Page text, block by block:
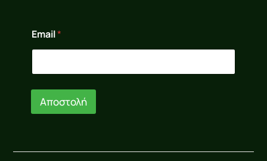
*
*
Email*
Αποστολή